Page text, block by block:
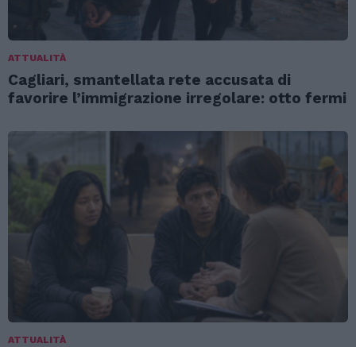
ATTUALITÀ
Cagliari, smantellata rete accusata di
favorire l’immigrazione irregolare: otto fermi
ATTUALITÀ